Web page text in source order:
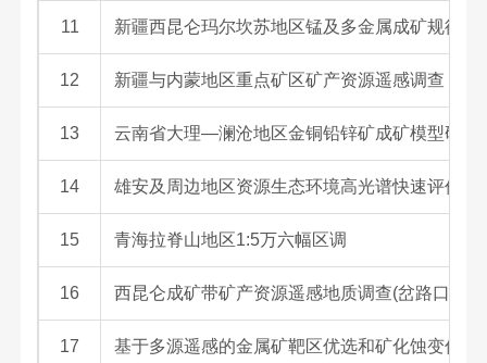
11 新疆西昆仑玛尔坎苏地区锰及多金属成矿规律研
12 新疆与内蒙地区重点矿区矿产资源遥感调查
13 云南省大理—澜沧地区金铜铅锌矿成矿模型研究
14 雄安及周边地区资源生态环境高光谱快速评价研
15 青海拉脊山地区1:5万六幅区调
16 西昆仑成矿带矿产资源遥感地质调查(岔路口、
17 基于多源遥感的金属矿靶区优选和矿化蚀变信息